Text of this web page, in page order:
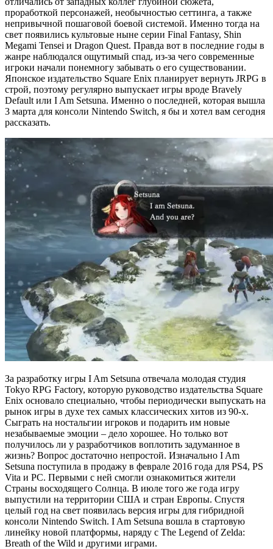
проработкой персонажей, необычностью сеттинга, а также
непривычной пошаговой боевой системой. Именно тогда на
свет появились культовые ныне серии Final Fantasy, Shin
Megami Tensei и Dragon Quest. Правда вот в последние годы в
жанре наблюдался ощутимый спад, из-за чего современные
игроки начали понемногу забывать о его существовании.
Японское издательство Square Enix планирует вернуть JRPG в
строй, поэтому регулярно выпускает игры вроде Bravely
Default или I Am Setsuna. Именно о последней, которая вышла
3 марта для консоли Nintendo Switch, я бы и хотел вам сегодня
рассказать.
За разработку игры I Am Setsuna отвечала молодая студия
Tokyo RPG Factory, которую руководство издательства Square
Enix основало специально, чтобы периодически выпускать на
рынок игры в духе тех самых классических хитов из 90-х.
Сыграть на ностальгии игроков и подарить им новые
незабываемые эмоции – дело хорошее. Но только вот
получилось ли у разработчиков воплотить задуманное в
жизнь? Вопрос достаточно непростой. Изначально I Am
Setsuna поступила в продажу в феврале 2016 года для PS4, PS
Vita и PC. Первыми с ней смогли ознакомиться жители
Страны восходящего Солнца. В июле того же года игру
выпустили на территории США и стран Европы. Спустя
целый год на свет появилась версия игры для гибридной
консоли Nintendo Switch. I Am Setsuna вошла в стартовую
линейку новой платформы, наряду с The Legend of Zelda:
Breath of the Wild и другими играми.